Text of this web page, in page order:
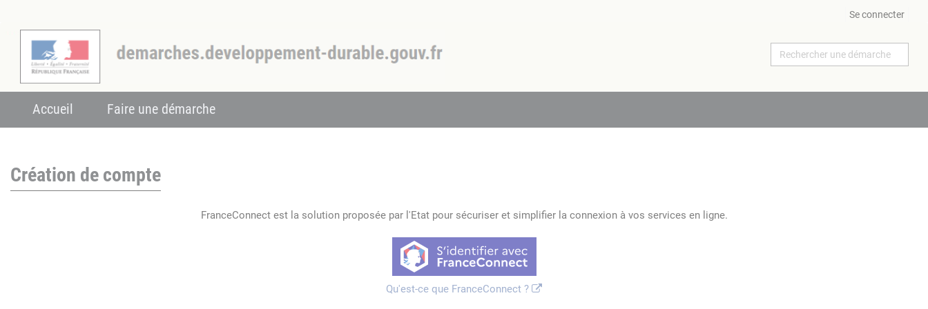
Se connecter
Accueil Faire une démarche
Création de compte
FranceConnect est la solution proposée par l'Etat pour sécuriser et simplifier la connexion à vos services en ligne.
Qu'est-ce que FranceConnect ?